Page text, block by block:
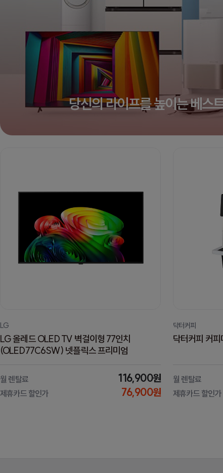
당신의 라이프를 높이는 베스
LG
LG 올레드 OLED TV 벽걸이형 77인치
(OLED77C6SW) 넷플릭스 프리미엄
월 렌탈료 116,900원
제휴카드 할인가 76,900원
닥터커피
닥터커피 커
월 렌탈료
제휴카드 할인가